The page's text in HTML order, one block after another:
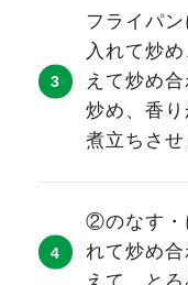
フライパ
入れて炒
えて炒め
炒め、香
煮立ちさせ
②のなす・
れて炒め